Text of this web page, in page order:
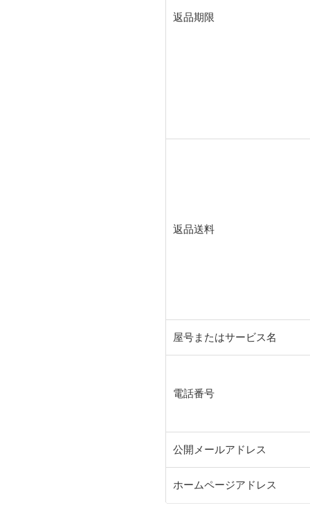
返品期限
返品送料
屋号またはサービス名
電話番号
公開メールアドレス
ホームページアドレス